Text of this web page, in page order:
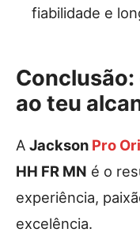
fiabilidade e
ao teu
A Jackson Pro
HH FR MN é o
experiência,
excelência.